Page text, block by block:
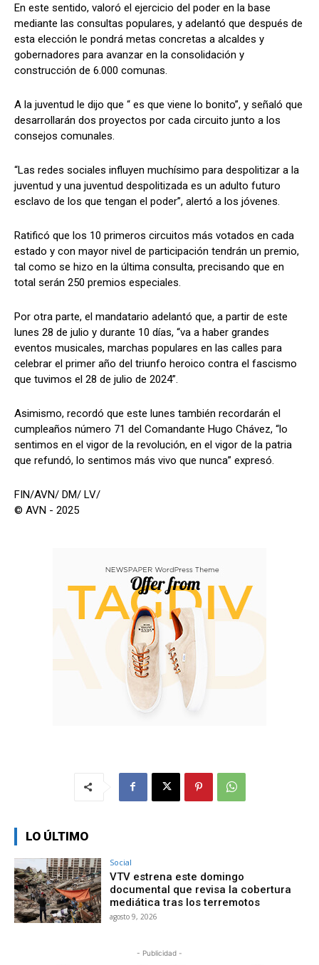
En este sentido, valoró el ejercicio del poder en la base
mediante las consultas populares, y adelantó que después de
esta elección le pondrá metas concretas a alcaldes y
gobernadores para avanzar en la consolidación y
construcción de 6.000 comunas.
A la juventud le dijo que “ es que viene lo bonito”, y señaló que
desarrollarán dos proyectos por cada circuito junto a los
consejos comunales.
“Las redes sociales influyen muchísimo para despolitizar a la
juventud y una juventud despolitizada es un adulto futuro
esclavo de los que tengan el poder”, alertó a los jóvenes.
Ratificó que los 10 primeros circuitos más votados en cada
estado y con mayor nivel de participación tendrán un premio,
tal como se hizo en la última consulta, precisando que en
total serán 250 premios especiales.
Por otra parte, el mandatario adelantó que, a partir de este
lunes 28 de julio y durante 10 días, “va a haber grandes
eventos musicales, marchas populares en las calles para
celebrar el primer año del triunfo heroico contra el fascismo
que tuvimos el 28 de julio de 2024”.
Asimismo, recordó que este lunes también recordarán el
cumpleaños número 71 del Comandante Hugo Chávez, “lo
sentimos en el vigor de la revolución, en el vigor de la patria
que refundó, lo sentimos más vivo que nunca” expresó.
FIN/AVN/ DM/ LV/
© AVN - 2025
LO ÚLTIMO
Social
VTV estrena este domingo
documental que revisa la cobertura
mediática tras los terremotos
agosto 9, 2026
- Publicidad -